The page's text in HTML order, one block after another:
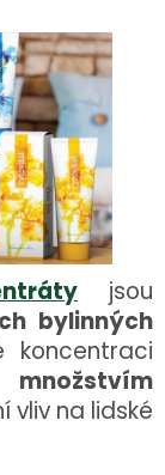
jsou
bylinných
koncentraci
vliv na lidské